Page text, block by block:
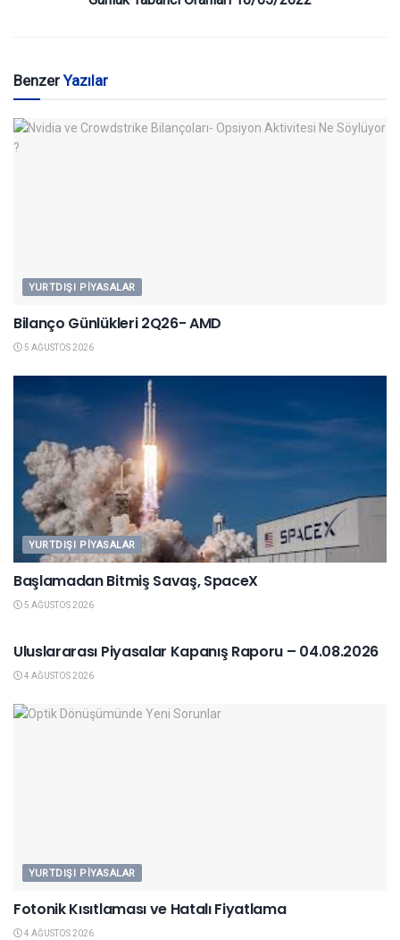
BenzerYazılar
YURTDIŞI PIYASALAR
Bilanço Günlükleri 2Q26- AMD
5 AĞUSTOS 2026
YURTDIŞI PIYASALAR
Başlamadan Bitmiş Savaş, SpaceX
5 AĞUSTOS 2026
Uluslararası Piyasalar Kapanış Raporu – 04.08.2026
4 AĞUSTOS 2026
YURTDIŞI PIYASALAR
Fotonik Kısıtlaması ve Hatalı Fiyatlama
4 AĞUSTOS 2026